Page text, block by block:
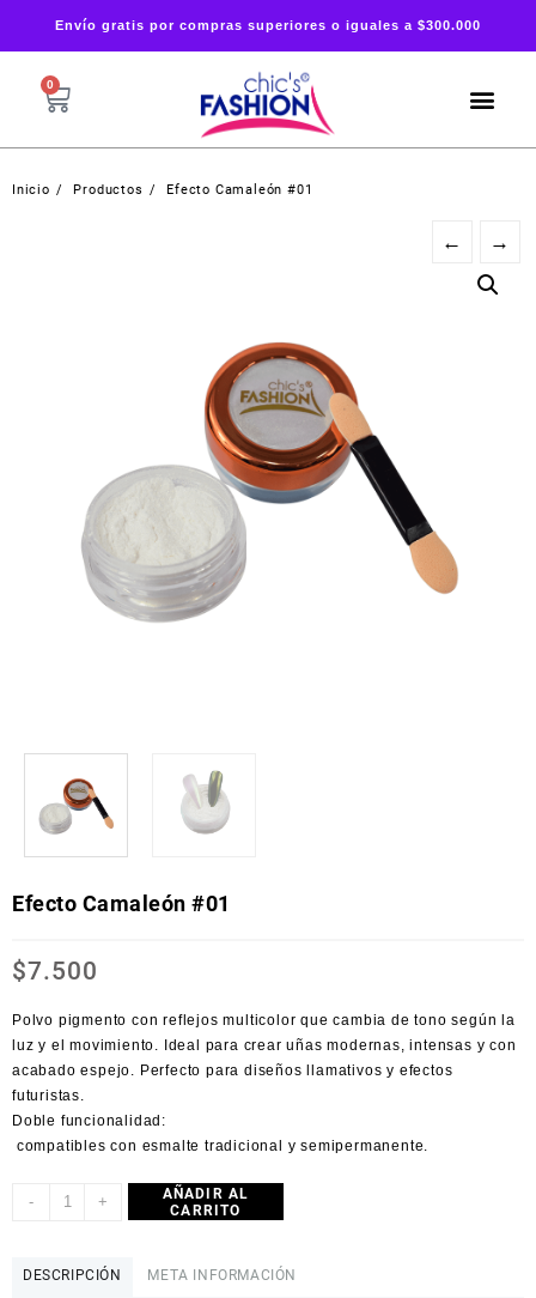
Envío gratis por compras superiores o iguales a $300.000
0
Inicio Productos Efecto Camaleón #01
← →
Efecto Camaleón #01
$7.500
Polvo pigmento con reflejos multicolor que cambia de tono según la
luz y el movimiento. Ideal para crear uñas modernas, intensas y con
acabado espejo. Perfecto para diseños llamativos y efectos
futuristas.
Doble funcionalidad:
compatibles con esmalte tradicional y semipermanente.
- +
AÑADIR AL
CARRITO
DESCRIPCIÓN META INFORMACIÓN